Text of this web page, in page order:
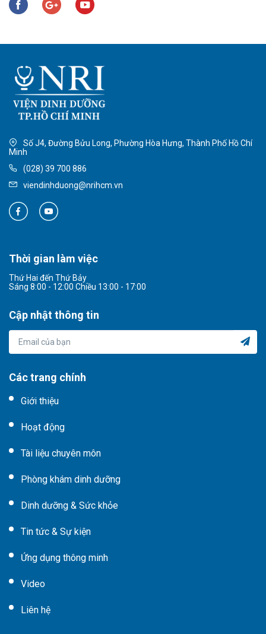
Số J4, Đường Bửu Long, Phường Hòa Hưng, Thành Phố Hồ Chí
Minh
(028) 39 700 886
viendinhduong@nrihcm.vn
Thời gian làm việc
Thứ Hai đến Thứ Bảy
Sáng 8:00 - 12:00 Chiều 13:00 - 17:00
Cập nhật thông tin
Các trang chính
Giới thiệu
Hoạt động
Tài liệu chuyên môn
Phòng khám dinh dưỡng
Dinh dưỡng & Sức khỏe
Tin tức & Sự kiện
Ứng dụng thông minh
Video
Liên hệ